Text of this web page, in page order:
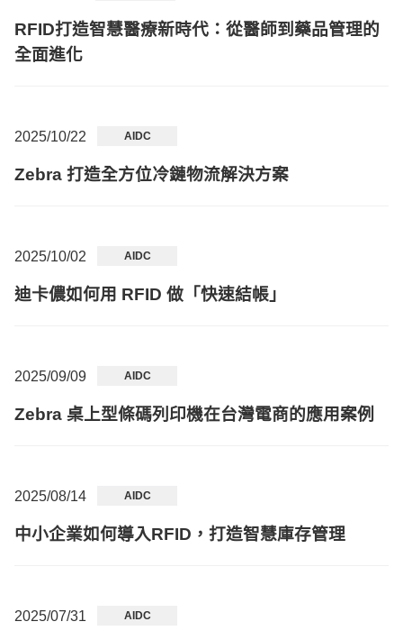
RFID打造智慧醫療新時代：從醫師到藥品管理的
全面進化
2025/10/22 AIDC
Zebra 打造全方位冷鏈物流解決方案
2025/10/02 AIDC
迪卡儂如何用 RFID 做「快速結帳」
2025/09/09 AIDC
Zebra 桌上型條碼列印機在台灣電商的應用案例
2025/08/14 AIDC
中小企業如何導入RFID，打造智慧庫存管理
2025/07/31 AIDC